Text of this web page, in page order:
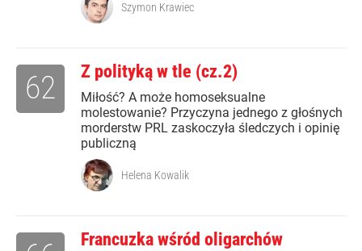
Szymon Krawiec
Z polityką w tle (cz.2)
Miłość? A może homoseksualne
molestowanie? Przyczyna jednego z głośnych
morderstw PRL zaskoczyła śledczych i opinię
publiczną
62
Helena Kowalik
Francuzka wśród oligarchów